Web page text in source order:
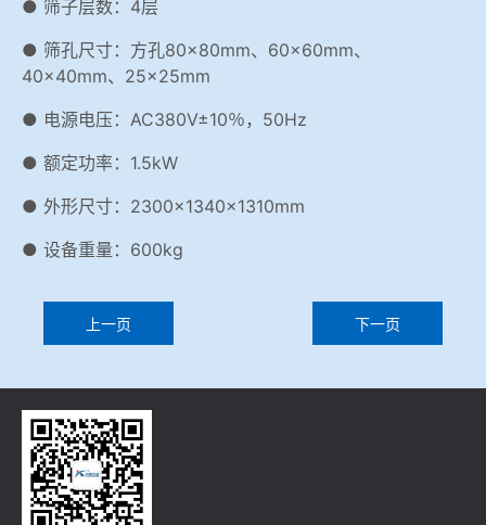
● 筛子层数：4层
● 筛孔尺寸：方孔80×80mm、60×60mm、
40×40mm、25×25mm
● 电源电压：AC380V±10％，50Hz
● 额定功率：1.5kW
● 外形尺寸：2300×1340×1310mm
● 设备重量：600kg
上一页 下一页